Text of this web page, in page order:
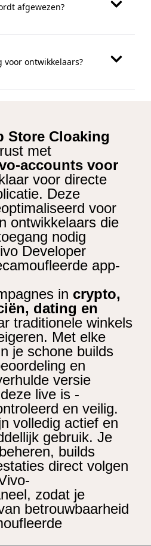
afgewezen?
ontwikkelaars?
Store Cloaking
met
accounts voor
voor directe
Deze
voor
ontwikkelaars die
nodig
Developer
app-
in crypto,
dating en
traditionele winkels
Met elke
je schone builds
en
versie
live is -
en veilig.
volledig actief en
gebruik. Je
builds
direct volgen
zodat je
betrouwbaarheid